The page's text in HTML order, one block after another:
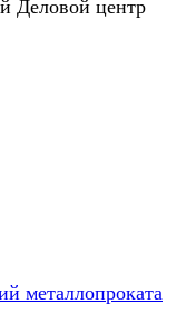
Деловой центр